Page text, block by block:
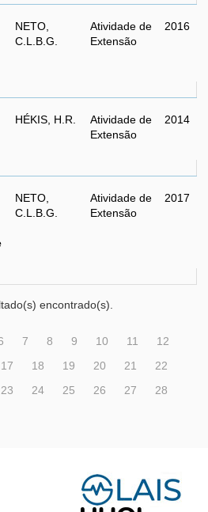
NETO,
C.L.B.G.
Atividade de
Extensão
2016
HÉKIS, H.R.
Atividade de
Extensão
2014
NETO,
C.L.B.G.
Atividade de
Extensão
2017
encontrado(s).
7 8 9 10 11
12
17 18 19 20 21
22
23
24 25 26 27
28